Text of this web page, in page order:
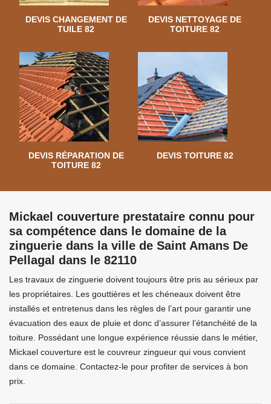
DEVIS CHANGEMENT DE
TUILE 82
DEVIS NETTOYAGE DE
TOITURE 82
DEVIS RÉPARATION DE
TOITURE 82
DEVIS TOITURE 82
Mickael couverture prestataire connu pour
sa compétence dans le domaine de la
zinguerie dans la ville de Saint Amans De
Pellagal dans le 82110
Les travaux de zinguerie doivent toujours être pris au sérieux par
les propriétaires. Les gouttières et les chéneaux doivent être
installés et entretenus dans les règles de l’art pour garantir une
évacuation des eaux de pluie et donc d’assurer l’étanchéité de la
toiture. Possédant une longue expérience réussie dans le métier,
Mickael couverture est le couvreur zingueur qui vous convient
dans ce domaine. Contactez-le pour profiter de services à bon
prix.